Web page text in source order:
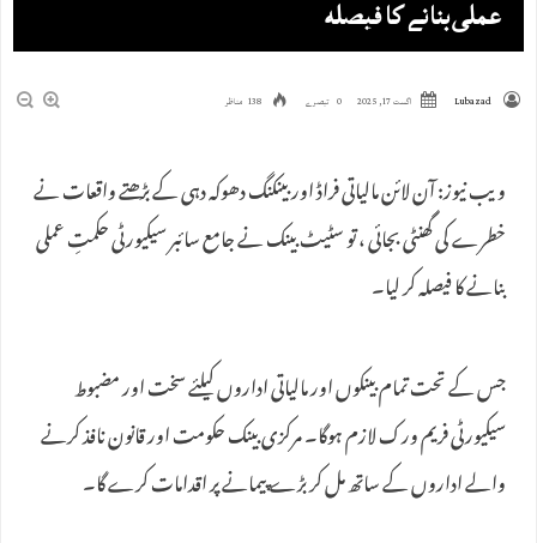
عملی بنانے کا فیصلہ
Lubazad اگست 17, 2025 0 تبصرے 138 مناظر
ویب نیوز: آن لائن مالیاتی فراڈ اور بینکنگ دھوکہ دہی کے بڑھتے واقعات نے
خطرے کی گھنٹی بجائی ، تو سٹیٹ بینک نے جامع سائبر سیکیورٹی حکمتِ عملی
بنانے کا فیصلہ کر لیا۔
جس کے تحت تمام بینکوں اور مالیاتی اداروں کیلئے سخت اور مضبوط
سیکیورٹی فریم ورک لازم ہوگا۔ مرکزی بینک حکومت اور قانون نافذ کرنے
والے اداروں کے ساتھ مل کر بڑے پیمانے پر اقدامات کرے گا۔